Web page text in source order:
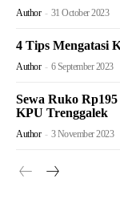
Author - 31 October 2023
4 Tips Mengatasi
Author - 6 September 2023
Sewa Ruko
KPU Trenggalek
Author - 3 November 2023